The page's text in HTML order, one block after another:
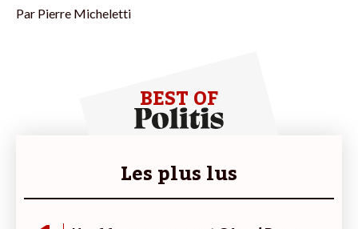
Par Pierre Micheletti
BEST OF
Les plus lus